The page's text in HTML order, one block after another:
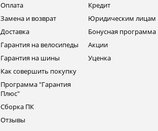
Оплата
Замена и возврат
Доставка
Гарантия на велосипеды
Гарантия на шины
Как совершить покупку
Программа "Гарантия
Плюс"
Сборка ПК
Отзывы
Кредит
Юридическим лицам
Бонусная программа
Акции
Уценка